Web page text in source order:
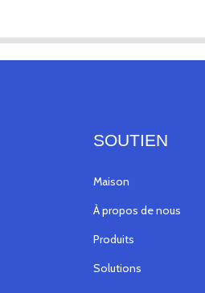
SOUTIEN
Maison
À propos de nous
Produits
Solutions